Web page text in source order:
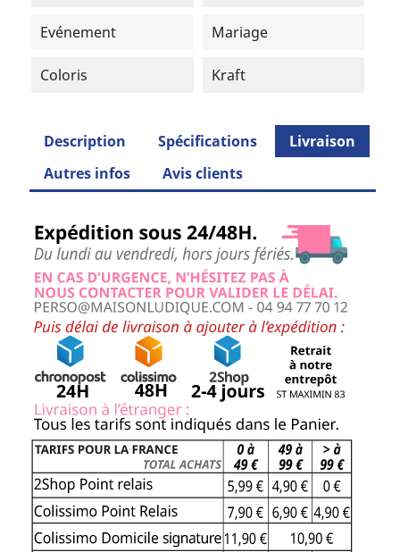
Evénement Mariage
Coloris Kraft
Description Spécifications
Livraison
Autres infos
Avis clients